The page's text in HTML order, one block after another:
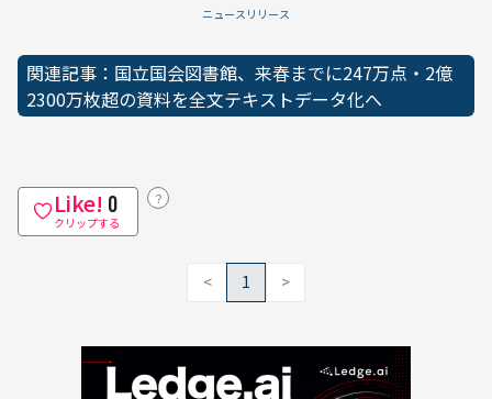
ニュースリリース
関連記事：国立国会図書館、来春までに247万点・2億
2300万枚超の資料を全文テキストデータ化へ
Like! 0
クリップする
？
< 1 >